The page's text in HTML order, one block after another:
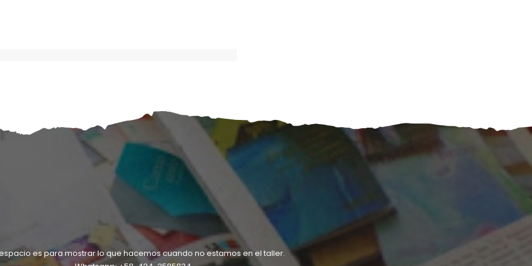
es para mostrar lo que hacemos cuando no estamos en el taller.